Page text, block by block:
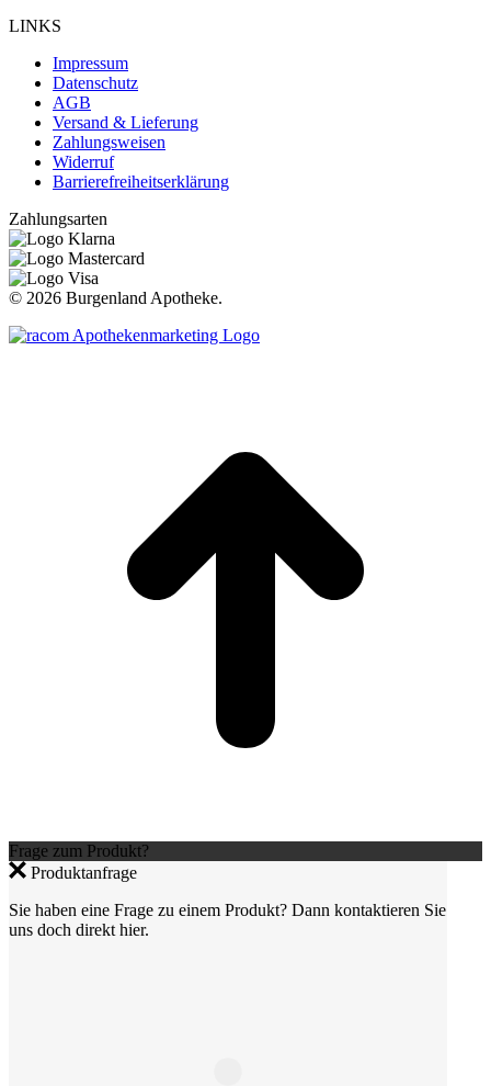
LINKS
Impressum
Datenschutz
AGB
Versand & Lieferung
Zahlungsweisen
Widerruf
Barrierefreiheitserklärung
Zahlungsarten
© 2026 Burgenland Apotheke.
Frage zum Produkt?
Produktanfrage
Sie haben eine Frage zu einem Produkt? Dann kontaktieren Sie
uns doch direkt hier.